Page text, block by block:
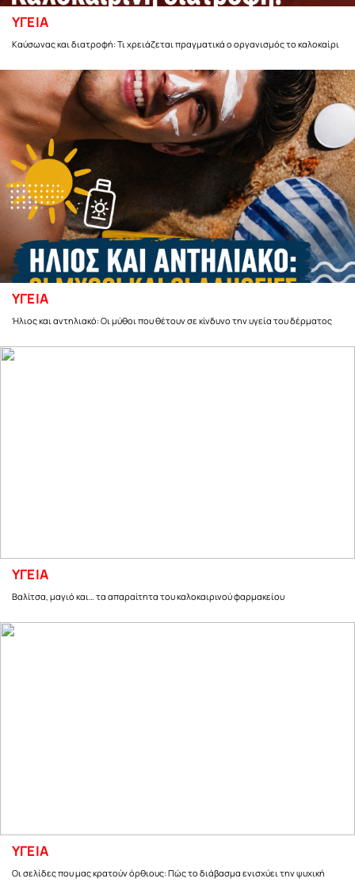
ΥΓΕΙΑ
Καύσωνας και διατροφή: Τι χρειάζεται πραγματικά ο οργανισμός το καλοκαίρι
ΥΓΕΙΑ
Ήλιος και αντηλιακό: Οι μύθοι που θέτουν σε κίνδυνο την υγεία του δέρματος
ΥΓΕΙΑ
Βαλίτσα, μαγιό και… τα απαραίτητα του καλοκαιρινού φαρμακείου
ΥΓΕΙΑ
Οι σελίδες που μας κρατούν όρθιους: Πώς το διάβασμα ενισχύει την ψυχική